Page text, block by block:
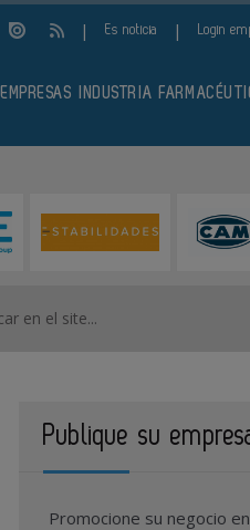
| Es noticia | Login
EMPRESAS INDUSTRIA
Publique su
Promocione su negocio